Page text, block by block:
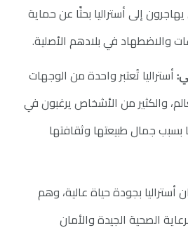
إلى أستراليا بحثًا عن حماية
والاضطهاد في بلادهم الأصلية.
أستراليا تُعتبر واحدة من الوجهات
والكثير من الأشخاص يرغبون في
بسبب جمال طبيعتها وثقافتها
أستراليا بجودة حياة عالية، وهم
الصحية الجيدة والأمان